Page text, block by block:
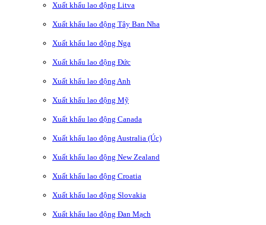
Xuất khẩu lao động Litva
Xuất khẩu lao động Tây Ban Nha
Xuất khẩu lao động Nga
Xuất khẩu lao động Đức
Xuất khẩu lao động Anh
Xuất khẩu lao động Mỹ
Xuất khẩu lao động Canada
Xuất khẩu lao động Australia (Úc)
Xuất khẩu lao động New Zealand
Xuất khẩu lao động Croatia
Xuất khẩu lao động Slovakia
Xuất khẩu lao động Đan Mạch